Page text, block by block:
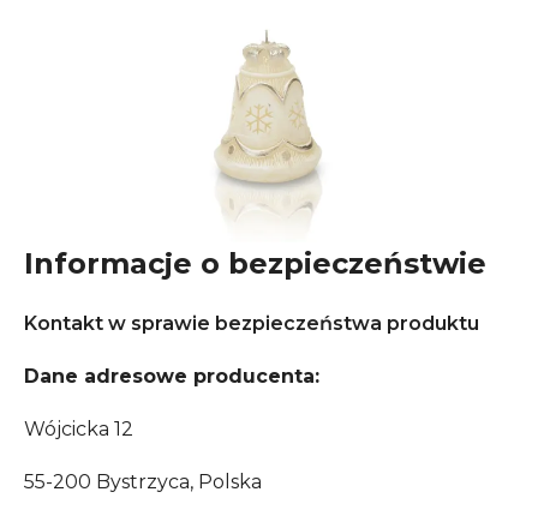
Informacje o bezpieczeństwie
Kontakt w sprawie bezpieczeństwa produktu
Dane adresowe producenta:
Wójcicka 12
55-200 Bystrzyca, Polska